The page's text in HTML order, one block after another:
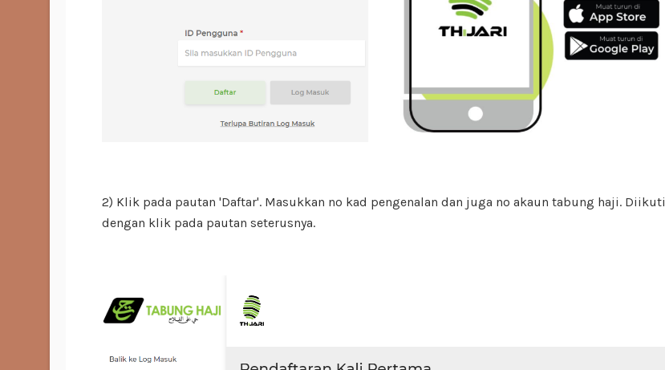
2) Klik pada pautan 'Daftar'. Masukkan no kad pengenalan dan juga no akaun tabung haji. Diikuti
dengan klik pada pautan seterusnya.